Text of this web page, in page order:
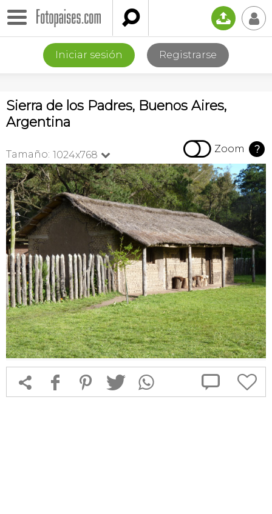
 📤 👤
Iniciar sesión Registrarse
Sierra de los Padres, Buenos Aires,
Argentina
Tamaño: 1024x768   Zoom ?
 f 1 T  